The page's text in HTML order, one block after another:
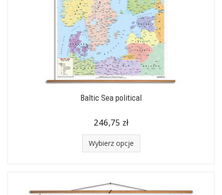
Baltic Sea political
246,75 zł
Wybierz opcje